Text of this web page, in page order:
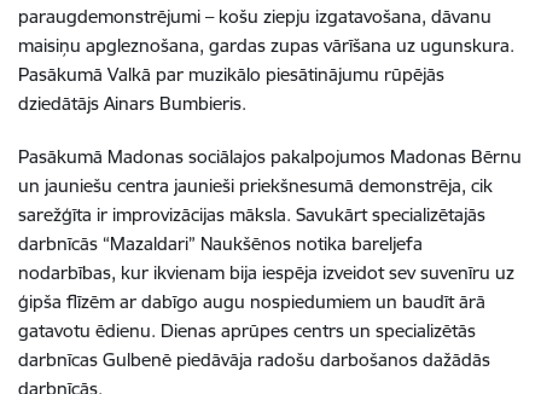
paraugdemonstrējumi – košu ziepju izgatavošana, dāvanu
maisiņu apgleznošana, gardas zupas vārīšana uz ugunskura.
Pasākumā Valkā par muzikālo piesātinājumu rūpējās
dziedātājs Ainars Bumbieris.
Pasākumā Madonas sociālajos pakalpojumos Madonas Bērnu
un jauniešu centra jaunieši priekšnesumā demonstrēja, cik
sarežģīta ir improvizācijas māksla. Savukārt specializētajās
darbnīcās “Mazaldari” Naukšēnos notika bareljefa
nodarbības, kur ikvienam bija iespēja izveidot sev suvenīru uz
ģipša flīzēm ar dabīgo augu nospiedumiem un baudīt ārā
gatavotu ēdienu. Dienas aprūpes centrs un specializētās
darbnīcas Gulbenē piedāvāja radošu darbošanos dažādās
darbnīcās.